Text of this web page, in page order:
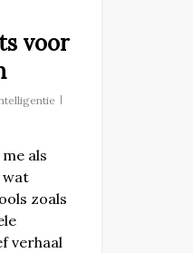
voor
als
zoals
verhaal